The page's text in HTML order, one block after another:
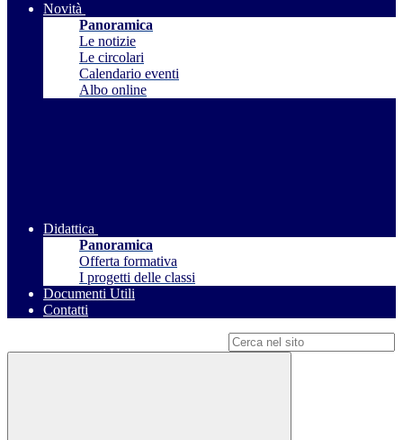
Novità
Panoramica
Le notizie
Le circolari
Calendario eventi
Albo online
Didattica
Panoramica
Offerta formativa
I progetti delle classi
Documenti Utili
Contatti